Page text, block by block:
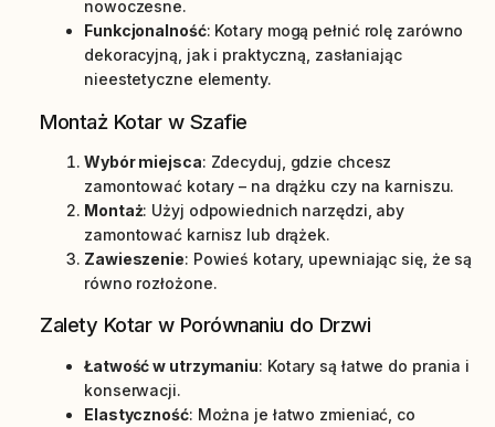
nowoczesne.
Funkcjonalność: Kotary mogą pełnić rolę zarówno
dekoracyjną, jak i praktyczną, zasłaniając
nieestetyczne elementy.
Montaż Kotar w Szafie
Wybór miejsca: Zdecyduj, gdzie chcesz
zamontować kotary – na drążku czy na karniszu.
Montaż: Użyj odpowiednich narzędzi, aby
zamontować karnisz lub drążek.
Zawieszenie: Powieś kotary, upewniając się, że są
równo rozłożone.
Zalety Kotar w Porównaniu do Drzwi
Łatwość w utrzymaniu: Kotary są łatwe do prania i
konserwacji.
Elastyczność: Można je łatwo zmieniać, co